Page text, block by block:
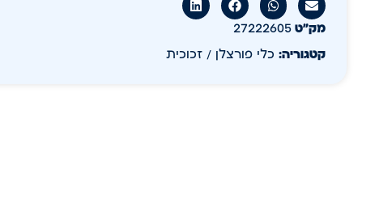
מק״ט 27222605
קטגוריה: כלי פורצלן / זכוכית